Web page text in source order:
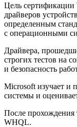
Цель сертификации
драйверов
определенным
с операционными
Драйвера,
строгих тестов на
и безопасность
Microsoft изучает и
системы и
После прохождения
WHQL.